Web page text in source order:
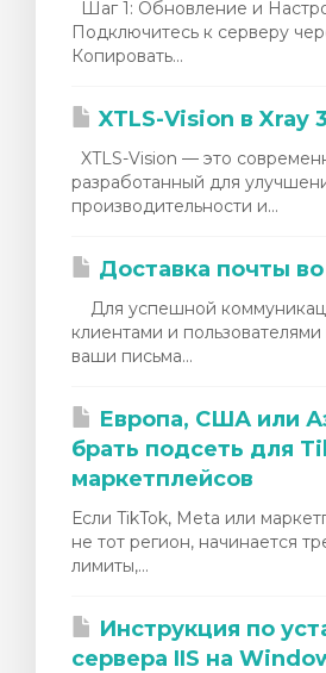
Шаг 1: Обновление и
Подключитесь к серверу
Копировать...
XTLS-Vision в Xray
XTLS-Vision — это
разработанный для
производительности и...
Доставка почты
Для успешной
клиентами и
ваши письма...
Европа, США или
брать подсеть для
маркетплейсов
Если TikTok, Meta или
не тот регион, начинается
лимиты,...
Инструкция по
сервера IIS на